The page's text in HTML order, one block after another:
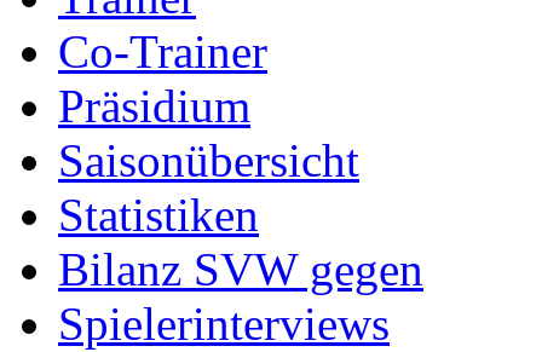
Co-Trainer
Präsidium
Saisonübersicht
Statistiken
Bilanz SVW gegen
Spielerinterviews